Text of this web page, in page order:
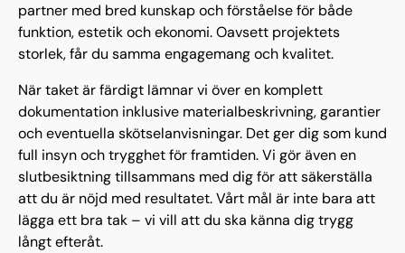
partner med bred kunskap och förståelse för både
funktion, estetik och ekonomi. Oavsett projektets
storlek, får du samma engagemang och kvalitet.
När taket är färdigt lämnar vi över en komplett
dokumentation inklusive materialbeskrivning, garantier
och eventuella skötselanvisningar. Det ger dig som kund
full insyn och trygghet för framtiden. Vi gör även en
slutbesiktning tillsammans med dig för att säkerställa
att du är nöjd med resultatet. Vårt mål är inte bara att
lägga ett bra tak – vi vill att du ska känna dig trygg
långt efteråt.